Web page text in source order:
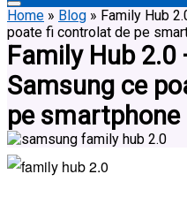
Home » Blog » Family Hub
poate fi controlat de pe
Family Hub
Samsung ce
pe smartphone